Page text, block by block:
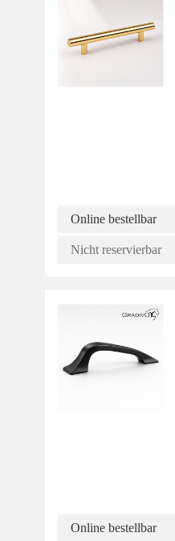
Online bestellbar
Nicht reservierbar
Online bestellbar